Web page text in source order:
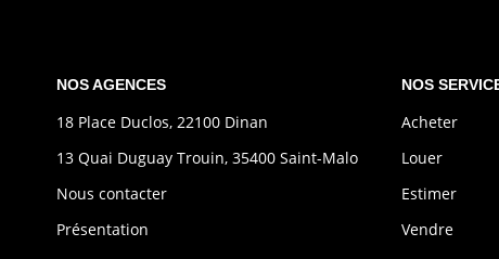
NOS AGENCES
18 Place Duclos, 22100 Dinan
13 Quai Duguay Trouin, 35400 Saint-Malo
Nous contacter
Présentation
NOS
Acheter
Louer
Estimer
Vendre